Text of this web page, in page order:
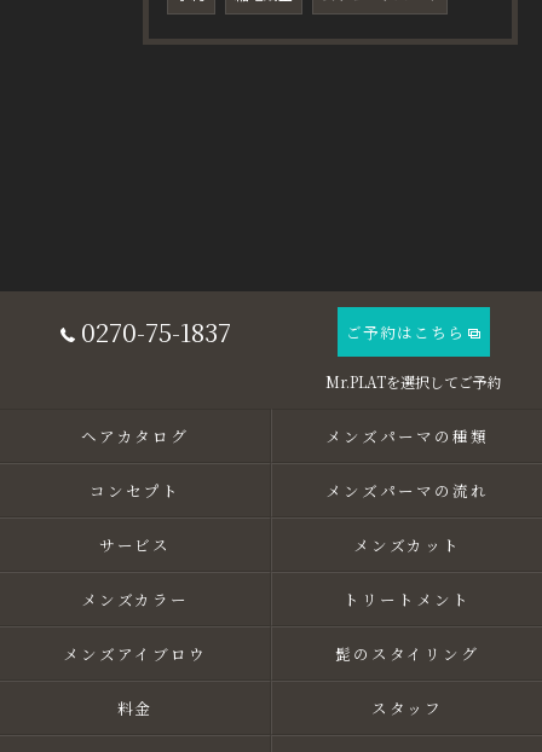
0270-75-1837 ご予約はこちら
ヘアカタログ メンズパーマの種類
コンセプト メンズパーマの流れ
サービス メンズカット
メンズカラー トリートメント
メンズアイブロウ 髭のスタイリング
料金 スタッフ